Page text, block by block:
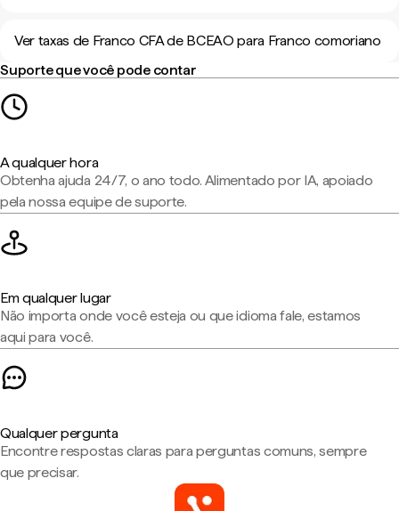
Ver taxas de Franco CFA de BCEAO para Franco comoriano
Suporte que você pode contar
A qualquer hora
Obtenha ajuda 24/7, o ano todo. Alimentado por IA, apoiado
pela nossa equipe de suporte.
Em qualquer lugar
Não importa onde você esteja ou que idioma fale, estamos
aqui para você.
Qualquer pergunta
Encontre respostas claras para perguntas comuns, sempre
que precisar.